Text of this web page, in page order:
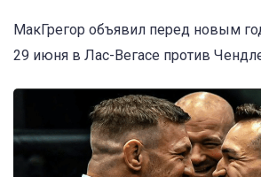
МакГрегор объявил перед новым
29 июня в Лас-Вегасе против